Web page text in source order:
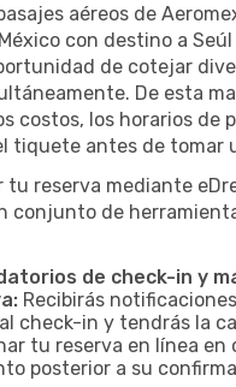
aéreos de
con destino a
de cotejar
De esta
costos, los horarios de
tiquete antes de tomar
tu reserva mediante
conjunto de
de check-in y
Recibirás
check-in y tendrás la
tu reserva en línea en
posterior a su